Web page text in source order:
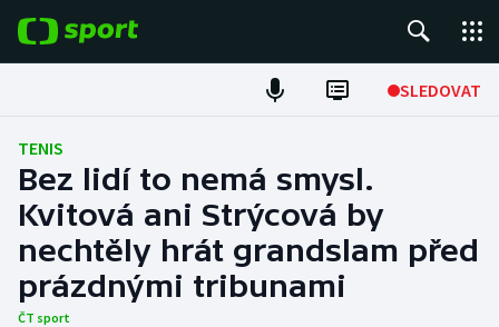
SLEDOVAT
Fotbal
Hokej
Tenis
Atletika
TENIS
Bez lidí to nemá smysl.
Kvitová ani Strýcová by
nechtěly hrát grandslam před
prázdnými tribunami
ČT sport